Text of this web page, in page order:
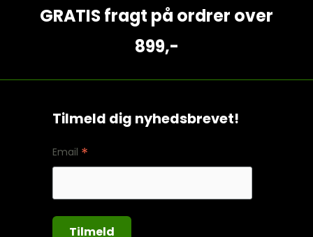
GRATIS fragt på ordrer over
899,-
Tilmeld dig nyhedsbrevet!
Email *